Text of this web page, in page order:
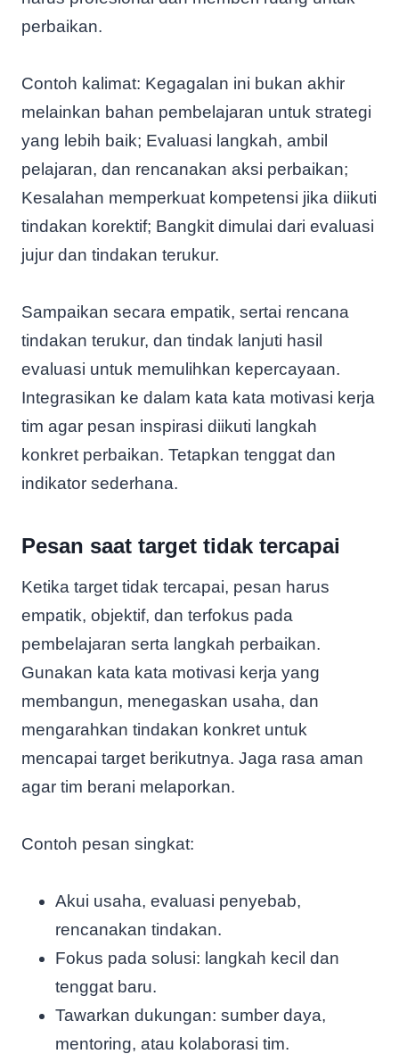
perbaikan.
Contoh kalimat: Kegagalan ini bukan akhir
melainkan bahan pembelajaran untuk strategi
yang lebih baik; Evaluasi langkah, ambil
pelajaran, dan rencanakan aksi perbaikan;
Kesalahan memperkuat kompetensi jika diikuti
tindakan korektif; Bangkit dimulai dari evaluasi
jujur dan tindakan terukur.
Sampaikan secara empatik, sertai rencana
tindakan terukur, dan tindak lanjuti hasil
evaluasi untuk memulihkan kepercayaan.
Integrasikan ke dalam kata kata motivasi kerja
tim agar pesan inspirasi diikuti langkah
konkret perbaikan. Tetapkan tenggat dan
indikator sederhana.
Pesan saat target tidak tercapai
Ketika target tidak tercapai, pesan harus
empatik, objektif, dan terfokus pada
pembelajaran serta langkah perbaikan.
Gunakan kata kata motivasi kerja yang
membangun, menegaskan usaha, dan
mengarahkan tindakan konkret untuk
mencapai target berikutnya. Jaga rasa aman
agar tim berani melaporkan.
Contoh pesan singkat:
Akui usaha, evaluasi penyebab,
rencanakan tindakan.
Fokus pada solusi: langkah kecil dan
tenggat baru.
Tawarkan dukungan: sumber daya,
mentoring, atau kolaborasi tim.